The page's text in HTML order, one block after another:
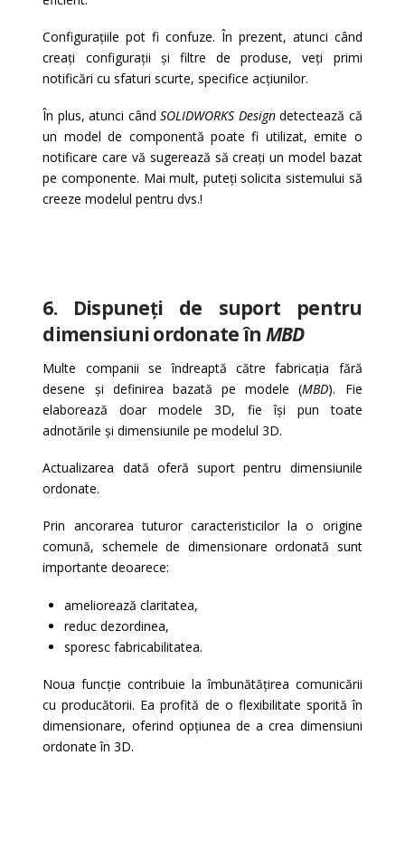
Configurațiile pot fi confuze. În prezent, atunci când
creați configurații și filtre de produse, veți primi
notificări cu sfaturi scurte, specifice acțiunilor.
În plus, atunci cândSOLIDWORKS Designdetectează că
un model de componentă poate fi utilizat, emite o
notificare care vă sugerează să creați un model bazat
pe componente. Mai mult, puteți solicita sistemului să
creeze modelul pentru dvs.!
6. Dispuneți de suport pentru
dimensiuni ordonate în MBD
Multe companii se îndreaptă către fabricația fără
desene și definirea bazată pe modele (MBD). Fie
elaborează doar modele 3D, fie își pun toate
adnotările și dimensiunile pe modelul 3D.
Actualizarea dată oferă suport pentru dimensiunile
ordonate.
Prin ancorarea tuturor caracteristicilor la o origine
comună, schemele de dimensionare ordonată sunt
importante deoarece:
ameliorează claritatea,
reduc dezordinea,
sporesc fabricabilitatea.
Noua funcție contribuie la îmbunătățirea comunicării
cu producătorii. Ea profită de o flexibilitate sporită în
dimensionare, oferind opțiunea de a crea dimensiuni
ordonate în 3D.